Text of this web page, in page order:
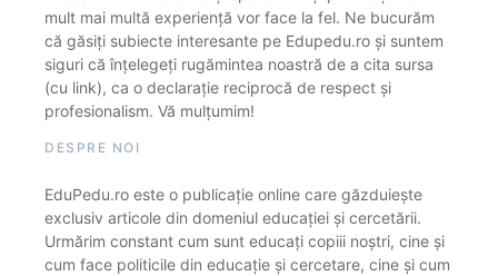
mult mai multă experiență vor face la fel. Ne bucurăm
că găsiți subiecte interesante pe Edupedu.ro și suntem
siguri că înțelegeți rugămintea noastră de a cita sursa
(cu link), ca o declarație reciprocă de respect și
profesionalism. Vă mulțumim!
DESPRE NOI
EduPedu.ro este o publicație online care găzduiește
exclusiv articole din domeniul educației și cercetării.
Urmărim constant cum sunt educați copiii noștri, cine și
cum face politicile din educație și cercetare, cine și cum